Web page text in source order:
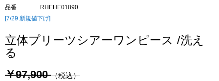
品番
RHEHE01890
[7/29 新規値下げ]
立体プリーツシアーワンピース /洗え
る
￥97,900（税込）